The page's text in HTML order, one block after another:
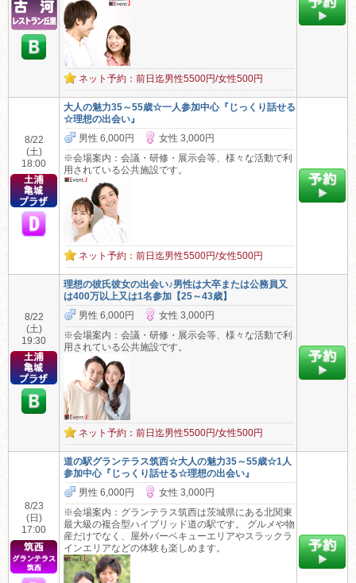
ネット予約：前日迄男性5500円/女性500円
8/22
(土)
18:00
大人の魅力35～55歳☆一人参加中心『じっくり話せる
☆理想の出会い』
男性 6,000円
女性 3,000円
※会場案内：会議・研修・展示会等、様々な活動で利
用されている公共施設です。
ネット予約：前日迄男性5500円/女性500円
8/22
(土)
19:30
理想の彼氏彼女の出会い♪男性は大卒または公務員又
は400万以上又は1名参加【25～43歳】
男性 6,000円
女性 3,000円
※会場案内：会議・研修・展示会等、様々な活動で利
用されている公共施設です。
ネット予約：前日迄男性5500円/女性500円
8/23
(日)
17:00
道の駅グランテラス筑西☆大人の魅力35～55歳☆1人
参加中心『じっくり話せる☆理想の出会い』
男性 6,000円
女性 3,000円
※会場案内：グランテラス筑西は茨城県にある北関東
最大級の複合型ハイブリッド道の駅です。 グルメや物
産だけでなく、屋外バーベキューエリアやスラックラ
インエリアなどの体験も楽しめます。